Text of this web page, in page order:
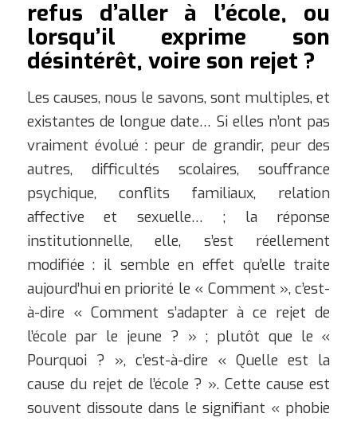
refus d’aller à l’école, ou
lorsqu’il exprime son
désintérêt, voire son rejet ?
Les causes, nous le savons, sont multiples, et
existantes de longue date… Si elles n’ont pas
vraiment évolué : peur de grandir, peur des
autres, difficultés scolaires, souffrance
psychique, conflits familiaux, relation
affective et sexuelle… ; la réponse
institutionnelle, elle, s’est réellement
modifiée : il semble en effet qu’elle traite
aujourd’hui en priorité le « Comment », c’est-
à-dire « Comment s’adapter à ce rejet de
l’école par le jeune ? » ; plutôt que le «
Pourquoi ? », c’est-à-dire « Quelle est la
cause du rejet de l’école ? ». Cette cause est
souvent dissoute dans le signifiant « phobie